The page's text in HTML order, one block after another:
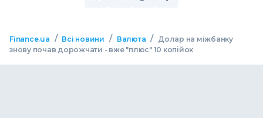
Finance.ua / Всі новини / Валюта / Долар на міжбанку
знову почав дорожчати - вже "плюс" 10 копійок